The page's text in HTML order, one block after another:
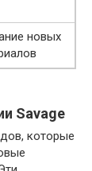
новых
Savage
которые